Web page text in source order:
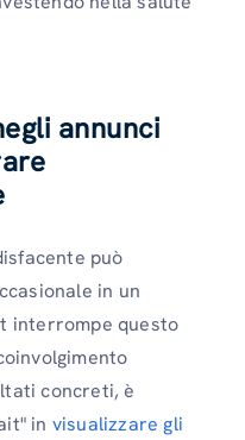
annunci
può
in un
interrompe questo
concreti, è
in visualizzare gli